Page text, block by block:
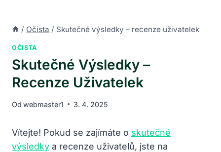
/ Očista / Skutečné výsledky – recenze uživatelek
OČISTA
Skutečné Výsledky –
Recenze Uživatelek
Od webmaster1 3. 4. 2025
Vítejte! Pokud se zajímáte o skutečné
výsledky a recenze uživatelů, jste na